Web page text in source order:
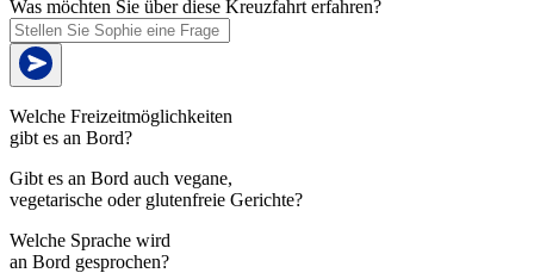
Was möchten Sie über diese Kreuzfahrt erfahren?
Welche Freizeitmöglichkeiten
gibt es an Bord?
Gibt es an Bord auch vegane,
vegetarische oder glutenfreie Gerichte?
Welche Sprache wird
an Bord gesprochen?